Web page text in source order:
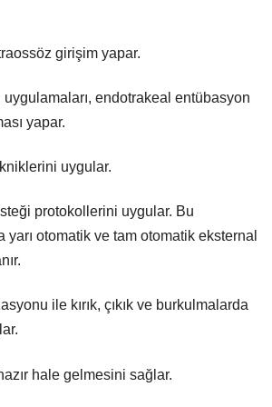
girişim yapar.
uygulamaları, endotrakeal entübasyon
yapar.
uygular.
protokollerini uygular. Bu
yarı otomatik ve tam otomatik eksternal
ile kırık, çıkık ve burkulmalarda
hale gelmesini sağlar.